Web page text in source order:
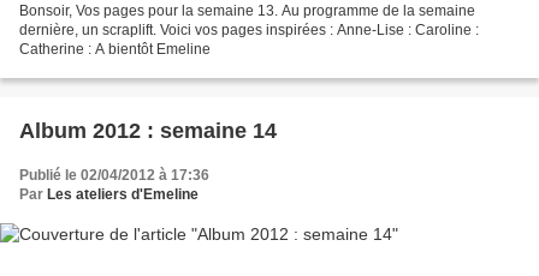
Bonsoir, Vos pages pour la semaine 13. Au programme de la semaine
dernière, un scraplift. Voici vos pages inspirées : Anne-Lise : Caroline :
Catherine : A bientôt Emeline
Album 2012 : semaine 14
Publié le 02/04/2012 à 17:36
Par Les ateliers d'Emeline